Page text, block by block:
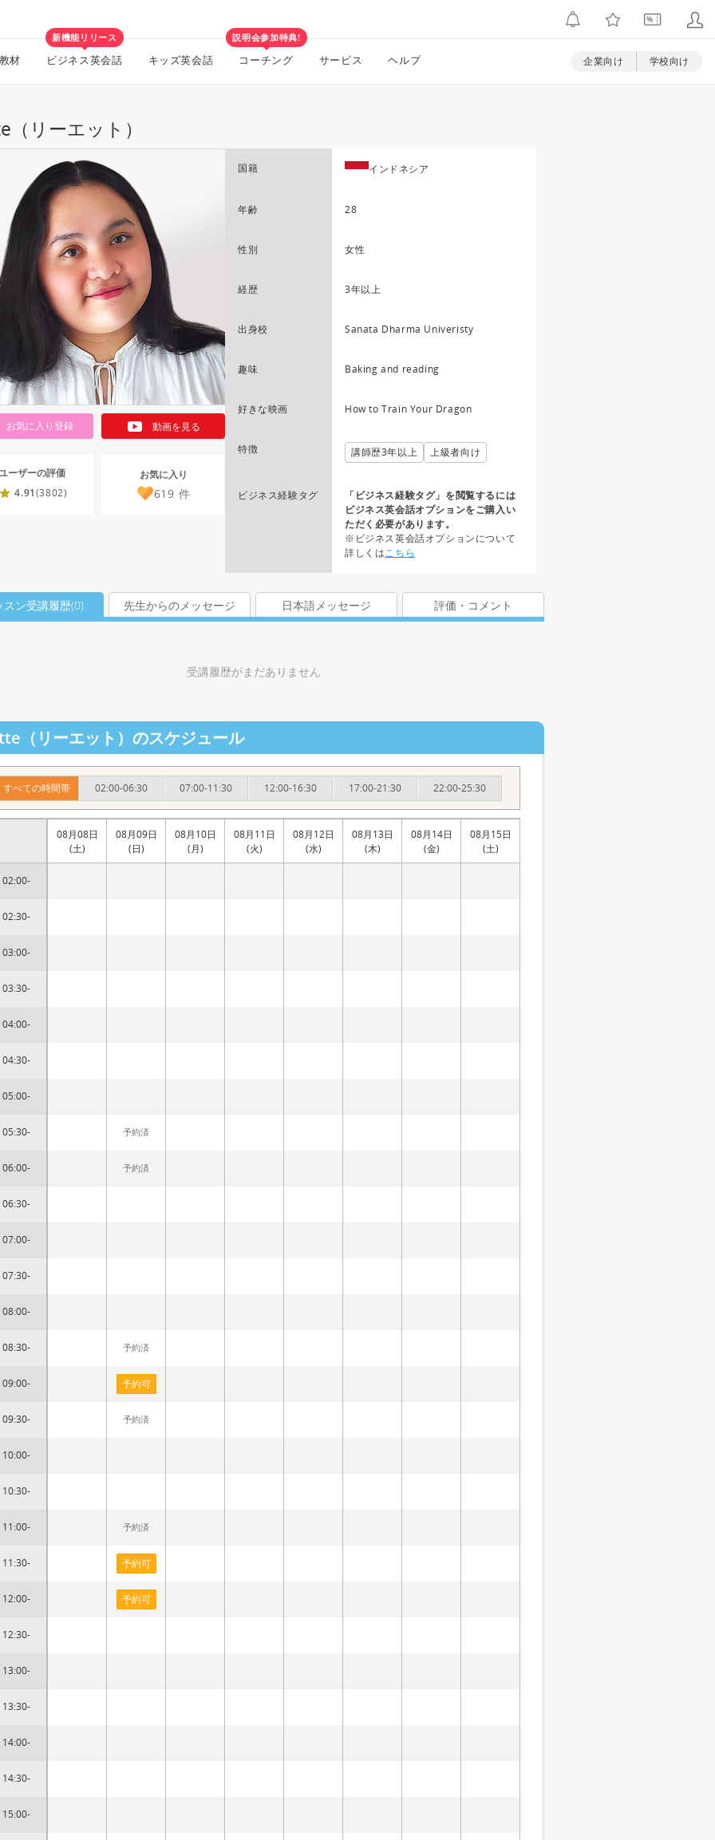
材
新機能リリース
ビジネス英会話 キッズ英会話
説明会参加特典!
コーチング サービス ヘルプ 企業向け 学校向け
（リーエット）
お気に入り登録 動画を見る
ーザーの評価
4.91(3802)
お気に入り
619 件
国籍 インドネシア
年齢 28
性別 女性
経歴 3年以上
出身校 Sanata Dharma Univeristy
趣味 Baking and reading
好きな映画 How to Train Your Dragon
特徴 講師歴3年以上 上級者向け
ビジネス経験タグ
「ビジネス経験タグ」を閲覧するには
ビジネス英会話オプションをご購入い
ただく必要があります。
※ビジネス英会話オプションについて
詳しくはこちら
スン受講履歴(0) 先生からのメッセージ 日本語メッセージ 評価・コメント
受講履歴がまだありません
（リーエット）のスケジュール
すべての時間帯 02:00-06:30 07:00-11:30 12:00-16:30 17:00-21:30 22:00-25:30
02:00-
02:30-
03:00-
03:30-
04:00-
04:30-
05:00-
05:30-
06:00-
06:30-
07:00-
07:30-
08:00-
08:30-
09:00-
09:30-
10:00-
10:30-
11:00-
11:30-
12:00-
12:30-
13:00-
13:30-
14:00-
14:30-
15:00-
08月08日
(土)
08月09日
(日)
予約済
予約済
予約済
予約可
予約済
予約済
予約可
予約可
08月10日
(月)
08月11日
(火)
08月12日
(水)
08月13日
(木)
08月14日
(金)
08月15日
(土)